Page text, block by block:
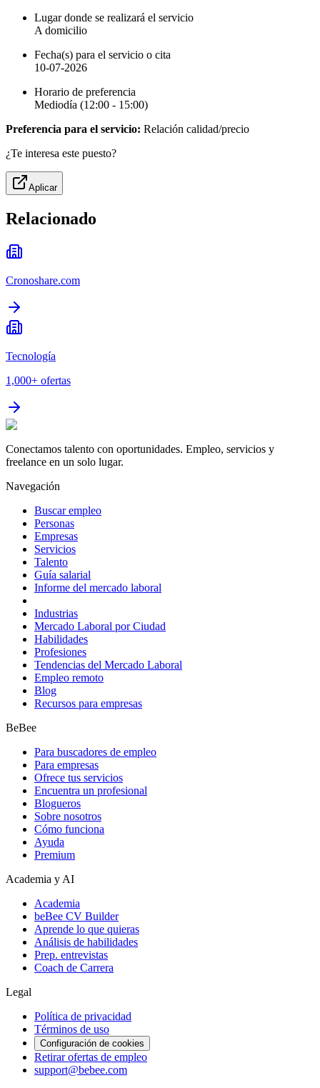
Lugar donde se realizará el servicio
A domicilio
Fecha(s) para el servicio o cita
10-07-2026
Horario de preferencia
Mediodía (12:00 - 15:00)
Preferencia para el servicio: Relación calidad/precio
¿Te interesa este puesto?
Aplicar
Relacionado
Cronoshare.com
Tecnología
1,000+ ofertas
Conectamos talento con oportunidades. Empleo, servicios y
freelance en un solo lugar.
Navegación
Buscar empleo
Personas
Empresas
Servicios
Talento
Guía salarial
Informe del mercado laboral
Industrias
Mercado Laboral por Ciudad
Habilidades
Profesiones
Tendencias del Mercado Laboral
Empleo remoto
Blog
Recursos para empresas
BeBee
Para buscadores de empleo
Para empresas
Ofrece tus servicios
Encuentra un profesional
Blogueros
Sobre nosotros
Cómo funciona
Ayuda
Premium
Academia y AI
Academia
beBee CV Builder
Aprende lo que quieras
Análisis de habilidades
Prep. entrevistas
Coach de Carrera
Legal
Política de privacidad
Términos de uso
Configuración de cookies
Retirar ofertas de empleo
support@bebee.com